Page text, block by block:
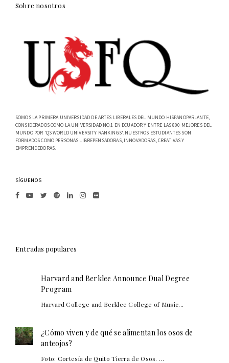
Sobre nosotros
SOMOS LA PRIMERA UNIVERSIDAD DE ARTES LIBERALES DEL MUNDO HISPANOPARLANTE,
CONSIDERADOS COMO LA UNIVERSIDAD NO.1 EN ECUADOR Y ENTRE LAS 800 MEJORES DEL
MUNDO POR 'QS WORLD UNIVERSITY RANKINGS'. NUESTROS ESTUDIANTES SON
FORMADOS COMO PERSONAS LIBREPENSADORAS, INNOVADORAS, CREATIVAS Y
EMPRENDEDORAS.
SÍGUENOS
Entradas populares
Harvard and Berklee Announce Dual Degree
Program
Harvard College and Berklee College of Music...
¿Cómo viven y de qué se alimentan los osos de
anteojos?
Foto: Cortesía de Quito Tierra de Osos. ...